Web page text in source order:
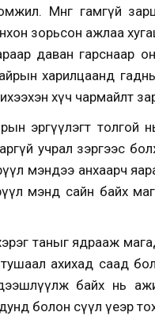
Мөнгөө гамгүй
зорьсон ажлаа
даван
харилцаанд гадны
хүч чармайлт
эргүүлэгт толгой
учрал зэргээс
мэндээ анхаарч
мэнд сайн байх
таныг ядрааж
ахихад саад
байх нь
дунд болон сүүл үеэр